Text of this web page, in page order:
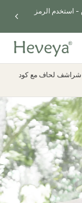
طقم شراشف لحاف مع كود